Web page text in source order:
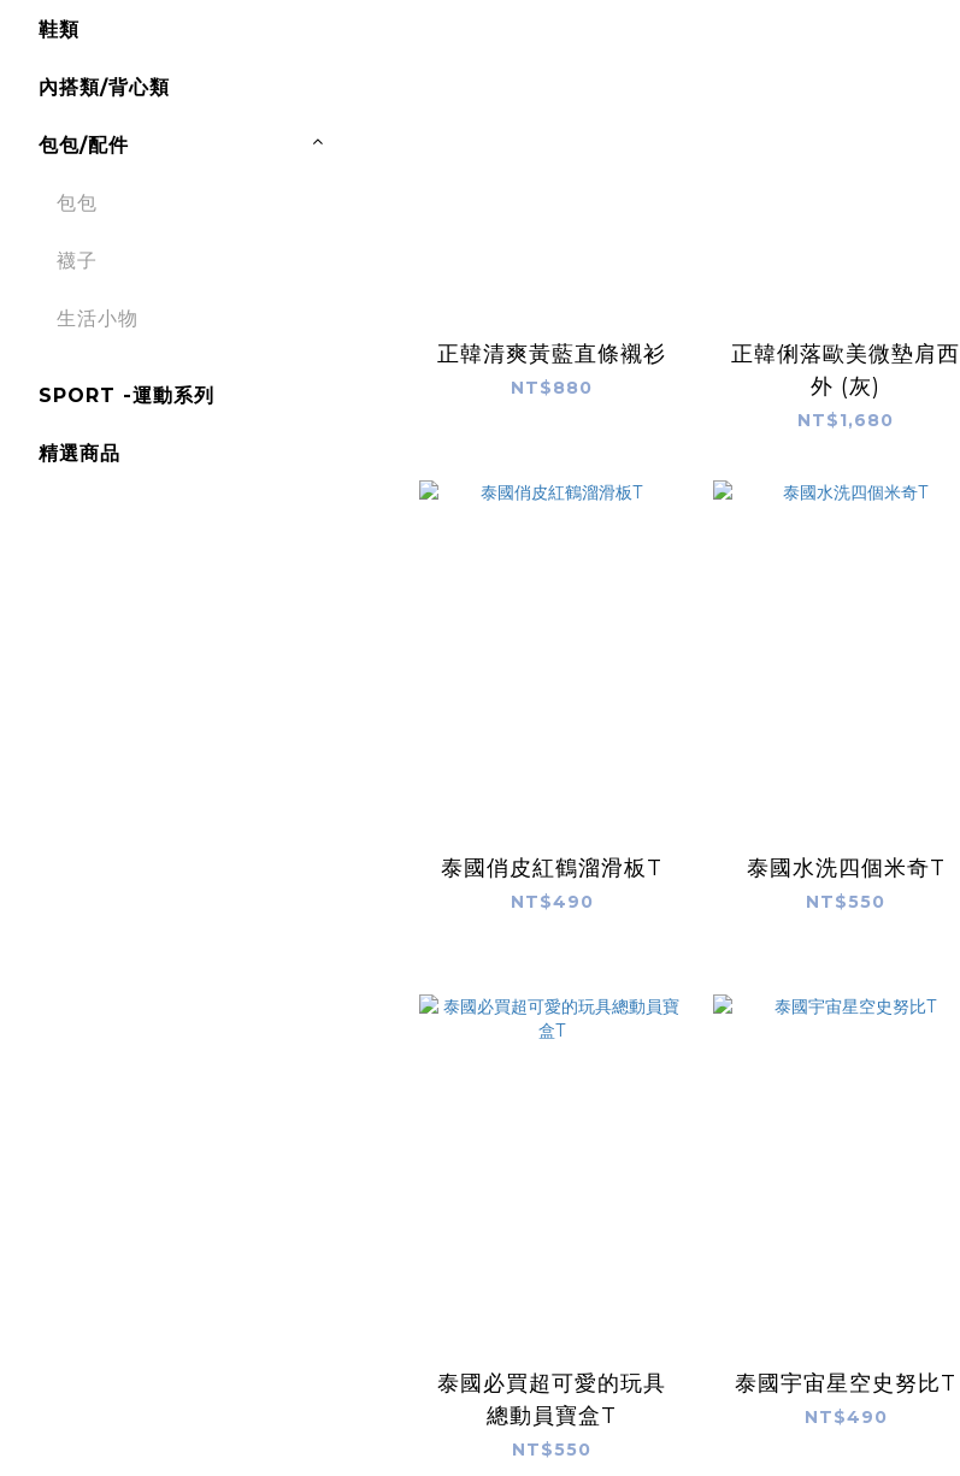
鞋類
內搭類/背心類
包包/配件
包包
襪子
生活小物
SPORT -運動系列
精選商品
正韓清爽黃藍直條襯衫
NT$880
正韓俐落歐美微墊肩西
外 (灰)
NT$1,680
泰國俏皮紅鶴溜滑板T
NT$490
泰國水洗四個米奇T
NT$550
泰國必買超可愛的玩具
總動員寶盒T
NT$550
泰國宇宙星空史努比T
NT$490